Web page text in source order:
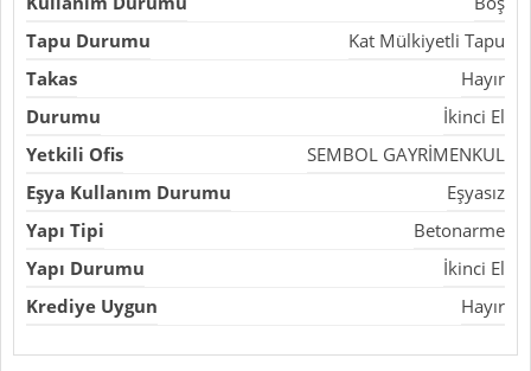
Tapu Durumu
Kat Mülkiyetli Tapu
Takas
Hayır
Durumu
İkinci El
Yetkili Ofis
SEMBOL GAYRİMENKUL
Eşya Kullanım Durumu
Eşyasız
Yapı Tipi
Betonarme
Yapı Durumu
İkinci El
Krediye Uygun
Hayır